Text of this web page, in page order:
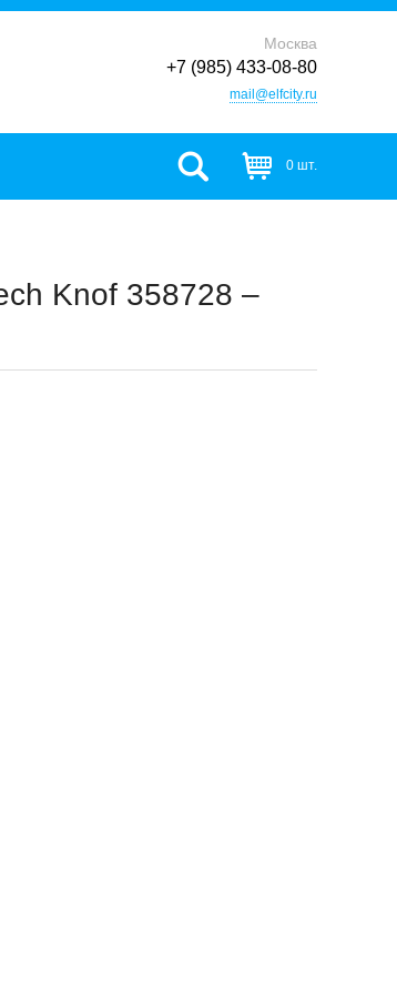
Москва
+7 (985) 433-08-80
mail@elfcity.ru
0 шт.
Knof 358728 –